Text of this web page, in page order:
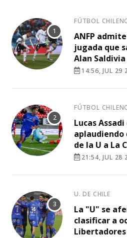
FÚTBOL
ANFP
jugada que
Alan
14:56, JUL 29
FÚTBOL
Lucas
de la U a La
21:54, JUL 28
U. DE CHILE
La "U" se
clasificar a
Libertadores